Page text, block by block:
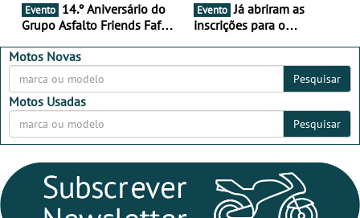
Evento
Grupo Asfalto Friends Fafe,
2026
Evento Já abriram as
inscrições para o
Motos Novas
Pesquisar
Motos Usadas
Pesquisar